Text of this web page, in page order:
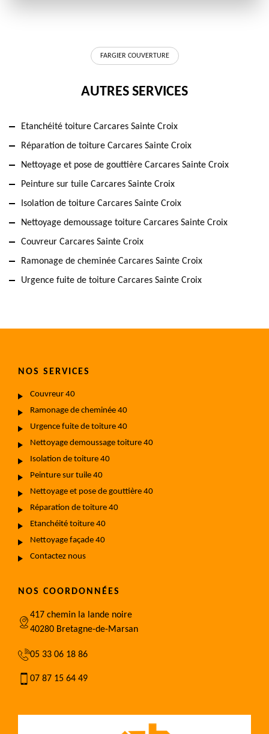
FARGIER COUVERTURE
AUTRES SERVICES
Etanchéité toiture Carcares Sainte Croix
Réparation de toiture Carcares Sainte Croix
Nettoyage et pose de gouttière Carcares Sainte Croix
Peinture sur tuile Carcares Sainte Croix
Isolation de toiture Carcares Sainte Croix
Nettoyage demoussage toiture Carcares Sainte Croix
Couvreur Carcares Sainte Croix
Ramonage de cheminée Carcares Sainte Croix
Urgence fuite de toiture Carcares Sainte Croix
NOS SERVICES
Couvreur 40
Ramonage de cheminée 40
Urgence fuite de toiture 40
Nettoyage demoussage toiture 40
Isolation de toiture 40
Peinture sur tuile 40
Nettoyage et pose de gouttière 40
Réparation de toiture 40
Etanchéité toiture 40
Nettoyage façade 40
Contactez nous
NOS COORDONNÉES
417 chemin la lande noire
40280 Bretagne-de-Marsan
05 33 06 18 86
07 87 15 64 49